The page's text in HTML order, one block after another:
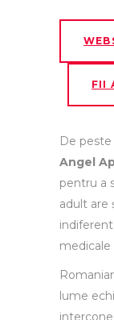
FII
De peste
Angel
pentru a
adult are
medicale
lume